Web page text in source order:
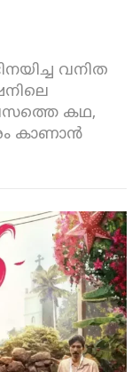
വനിത
കഥ,
കാണാൻ